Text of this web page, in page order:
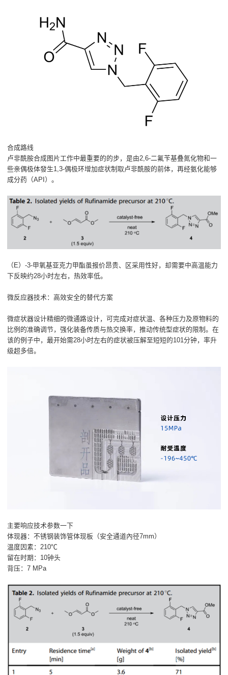
合成路线
卢非酰胺合成图片工作中最重要的的步，是由2,6-二氟苄基叠氮化物和一
些亲偶极体發生1,3-偶极环增加症状制取卢非酰胺的前体，再经氨化能够
成分药（API）。
（E）-3-甲氧基亚克力甲酯虽报价昂贵、区采用性好，却需要中高温能力
下反映约28小时左右，热效率低。
微反应器技术：高效安全的替代方案
微症状器设计精细的微通路设计，可完成对症状温、各种压力及原物料的
比例的准确调节，强化装备传质与热交换率，推动传统型症状的限制。在
该的例子中，最开始需28小时左右的症状被压解至短短的101分钟，率升
级超多倍。
主要响应技术参数一下
体现器：不锈钢装饰管体现板（安全通道內径7mm）
温度因素：210℃
留在时期：10钟头
背压：7 MPa